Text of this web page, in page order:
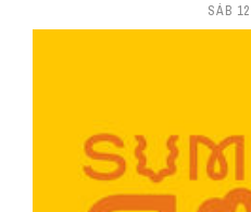
SÁB